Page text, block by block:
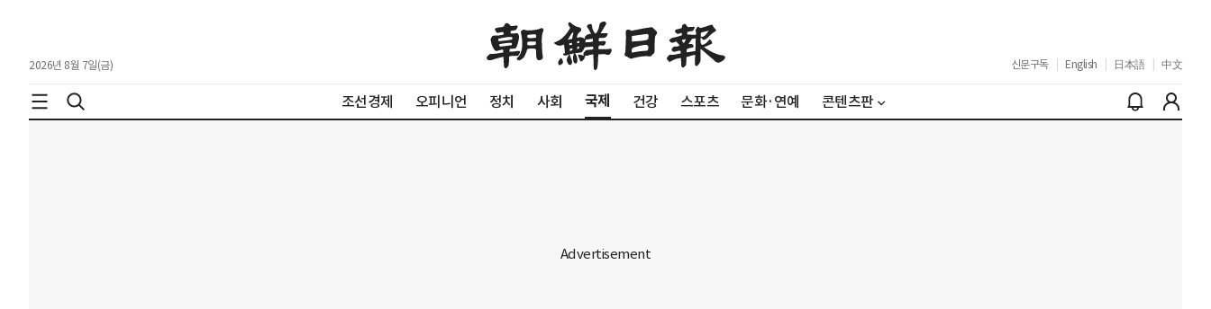
2026년 8월 7일(금) 신문구독 English 日本語 中文
조선경제 오피니언 정치 사회 국제 건강 스포츠 문화·연예 콘텐츠판